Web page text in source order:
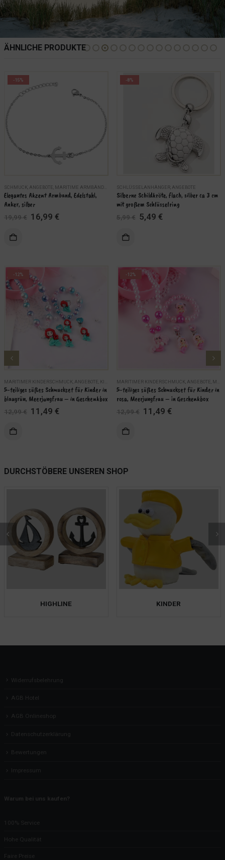
ÄHNLICHE PRODUKTE
-15%
SCHMUCK, ANGEBOTE, MARITIME ARMBÄNDER MARITIMER SILBERSCHMUCK
Elegantes Akzent Armband, Edelstahl,
Anker, silber
19,99€ Ursprünglicher
Preis
16,99 €Aktueller
-8%
SCHLÜSSELANHÄNGER, ANGEBOTE
Silberne Schildkröte, flach, silber ca 3 cm
mit großem Schlüsselring
5,99€ Ursprünglicher
Preis
5,49 €Aktueller
IN DEN WARENKORB
-12%
MARITIMER KINDERSCHMUCK ANGEBOTE KINDER ,MARITIME SCHMUCKSETS,SCHMUCK
5-teiliges süßes Schmuckset für Kinder in
blaugrün, Meerjungfrau – in Geschenkbox
12,99€ Ursprünglicher
Preis
11,49 €Aktueller
-12%
MARITIMER KINDERSCHMUCK ANGEBOTE MARITIME SCHMUCKSETS
5-teiliges süßes Schmuckset für Kinder in
rosa, Meerjungfrau – in Geschenkbox
12,99€ Ursprünglicher
Preis
11,49 €Aktueller
IN DEN WARENKORB
DURCHSTÖBERE UNSEREN SHOP
HIGHLINE KINDER
Widerrufsbelehrung
AGB Hotel
AGB Onlineshop
Datenschutzerklärung
Bewertungen
Impressum
Warum bei uns kaufen?
100% Service
Hohe Qualität
Faire Preise